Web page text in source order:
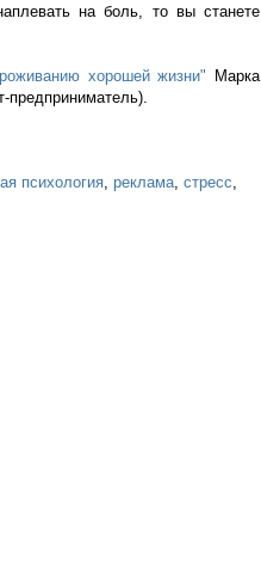
на боль, то вы станете
хорошей жизни" Марка
предприниматель).
психология реклама стресс